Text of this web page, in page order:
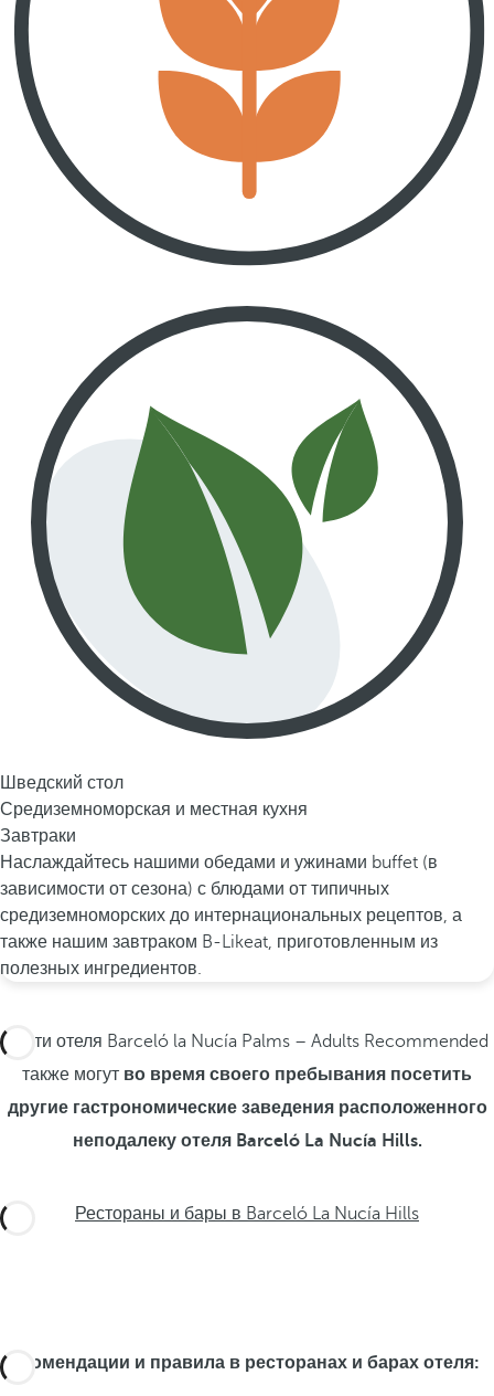
Шведский стол
Средиземноморская и местная кухня
Завтраки
Наслаждайтесь нашими обедами и ужинами buffet (в
зависимости от сезона) с блюдами от типичных
средиземноморских до интернациональных рецептов, а
также нашим завтраком B-Likeat, приготовленным из
полезных ингредиентов.
Гости отеля Barceló la Nucía Palms – Adults Recommended
также могут во время своего пребывания посетить
другие гастрономические заведения расположенного
неподалеку отеля Barceló La Nucía Hills.
Рестораны и бары в Barceló La Nucía Hills
Рекомендации и правила в ресторанах и барах отеля: